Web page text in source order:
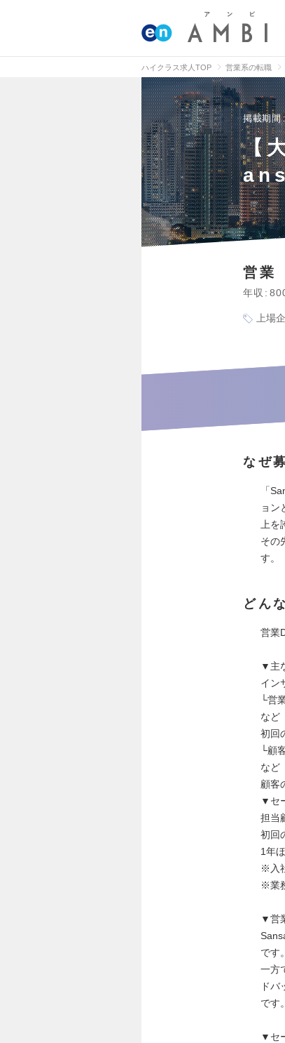
ハイクラス求人TOP 営業系の転職
掲載期間
【
営業
年収
上場
なぜ
「
ョン
上
その
す。
どん
営業
▼主
イン
└営
など
初回
└顧
など
顧客
▼セ
担当
初回
1年
※入
※業
▼営
です。
一方
ド
です。
▼セ